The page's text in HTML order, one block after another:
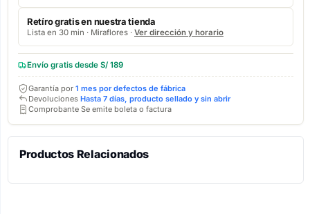
Retíro gratis en nuestra tienda
Lista en 30 min · Miraflores · Ver dirección y horario
Envío gratis desde S/ 189
Garantía por 1 mes por defectos de fábrica
Devoluciones Hasta 7 días, producto sellado y sin abrir
Comprobante Se emite boleta o factura
Productos Relacionados